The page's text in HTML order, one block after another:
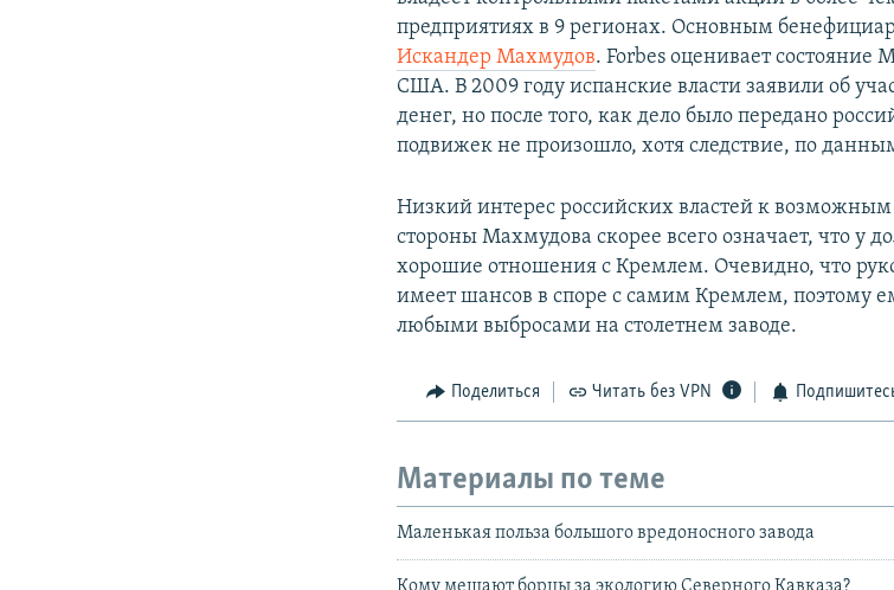
предприятиях в 9 регионах. Основным
Искандер Махмудов. Forbes оценивает состояние
США. В 2009 году испанские власти заявили об
денег, но после того, как дело было передано
подвижек не произошло, хотя следствие, по
Низкий интерес российских властей к
стороны Махмудова скорее всего означает, что у
хорошие отношения с Кремлем. Очевидно, что
имеет шансов в споре с самим Кремлем, поэтому
любыми выбросами на столетнем заводе.
Поделиться Читать без VPN
Материалы по теме
Маленькая польза большого вредоносного завода
Кому мешают борцы за экологию Северного Кавказа?